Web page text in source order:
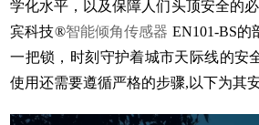
学化水平，以及保障人们头顶安全的
宾科技®智能倾角传感器 EN101-BS的
一把锁，时刻守护着城市天际线的安
使用还需要遵循严格的步骤,以下为其